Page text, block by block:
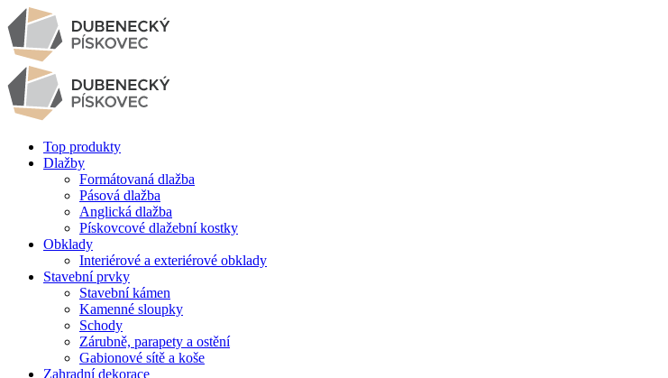
Top produkty
Dlažby
Formátovaná dlažba
Pásová dlažba
Anglická dlažba
Pískovcové dlažební kostky
Obklady
Interiérové a exteriérové obklady
Stavební prvky
Stavební kámen
Kamenné sloupky
Schody
Zárubně, parapety a ostění
Gabionové sítě a koše
Zahradní dekorace